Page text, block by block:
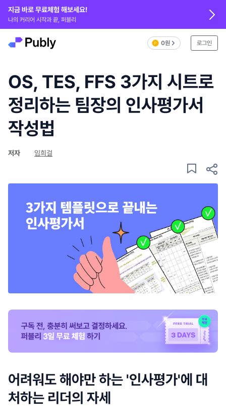
지금 바로 무료체험 해보세요!
나의 커리어 시작과 끝, 퍼블리
0원 로그인
OS, TES, FFS 3가지 시트로
정리하는 팀장의 인사평가서
작성법
저자 임희걸
어려워도 해야만 하는 '인사평가'에 대
처하는 리더의 자세